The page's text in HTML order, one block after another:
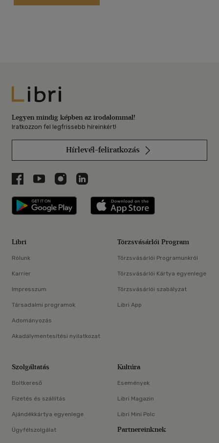
Libri
Legyen mindig képben az irodalommal!
Iratkozzon fel legfrissebb híreinkért!
Hírlevél-feliratkozás
Libri a Facebookon
Libri a Youtube-on
Libri az Instagramon
Libri a LinkedInen
Libri applikáció Szerezd meg: Google
Libri
Rólunk
Karrier
Impresszum
Társadalmi programok
Adományozás
Akadálymentesítési nyilatkozat
Törzsvásárlói Program
Törzsvásárlói Programunkról
Törzsvásárlói Kártya egyenlege
Törzsvásárlói szabályzat
Libri App
Szolgáltatás
Boltkereső
Fizetés és szállítás
Ajándékkártya egyenlege
Ügyfélszolgálat
Kultúra
Események
Libri Magazin
Libri Mini Polc
Partnereinknek